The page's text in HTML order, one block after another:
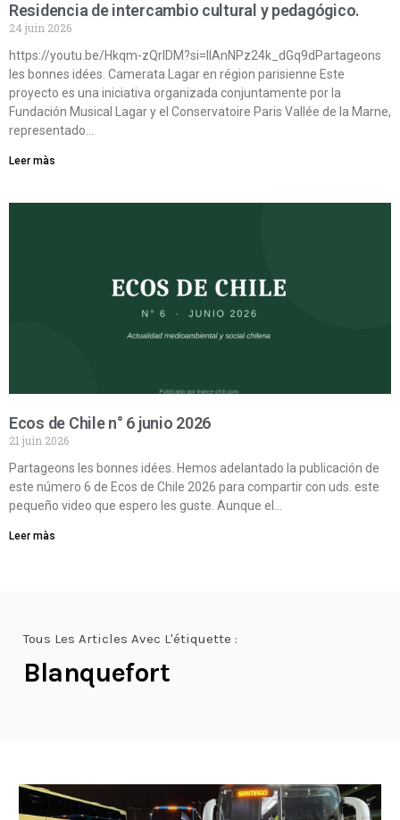
Residencia de intercambio cultural y pedagógico.
24 juin 2026
https://youtu.be/Hkqm-zQrIDM?si=IIAnNPz24k_dGq9dPartageons
les bonnes idées. Camerata Lagar en région parisienne Este
proyecto es una iniciativa organizada conjuntamente por la
Fundación Musical Lagar y el Conservatoire Paris Vallée de la Marne,
representado…
Leer màs
Ecos de Chile n° 6 junio 2026
21 juin 2026
Partageons les bonnes idées. Hemos adelantado la publicación de
este número 6 de Ecos de Chile 2026 para compartir con uds. este
pequeño video que espero les guste. Aunque el…
Leer màs
Tous Les Articles Avec L'étiquette :
Blanquefort